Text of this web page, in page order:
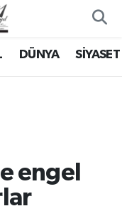
DÜNYA SİYASET
engel